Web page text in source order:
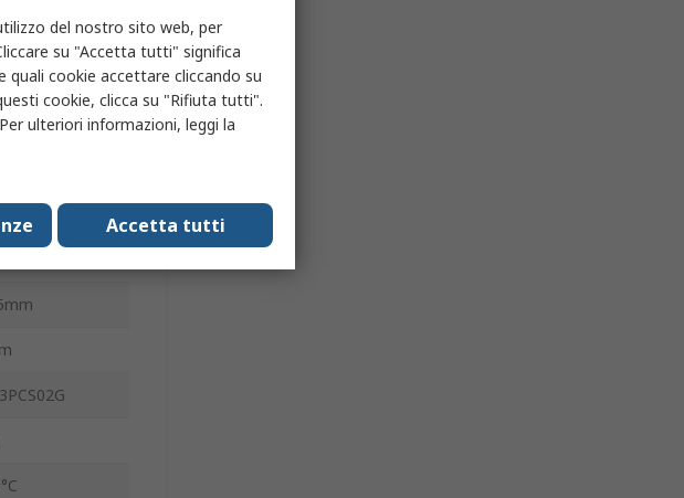
8
del nostro sito web, per
su "Accetta tutti" significa
quali cookie accettare cliccando su
cookie, clicca su "Rifiuta tutti".
ulteriori informazioni, leggi la
Accetta tutti